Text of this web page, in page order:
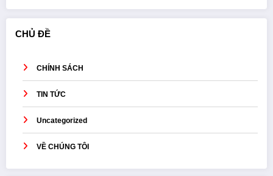
CHỦ ĐỀ
CHÍNH SÁCH
TIN TỨC
Uncategorized
VỀ CHÚNG TÔI